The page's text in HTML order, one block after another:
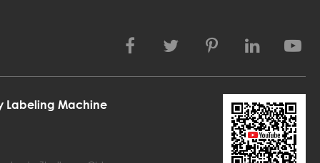
Labeling Machine